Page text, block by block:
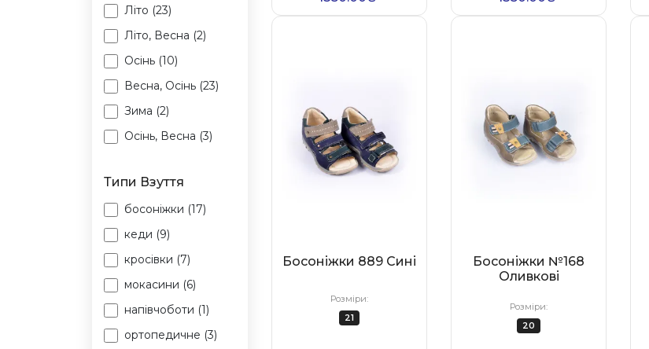
Літо (23)
Літо, Весна (2)
Осінь (10)
Весна, Осінь (23)
Зима (2)
Осінь, Весна (3)
Типи Взуття
босоніжки (17)
кеди (9)
кросівки (7)
мокасини (6)
напівчоботи (1)
ортопедичне (3)
Босоніжки 889 Сині
Розміри:
21
Босоніжки №168
Оливкові
Розміри:
20